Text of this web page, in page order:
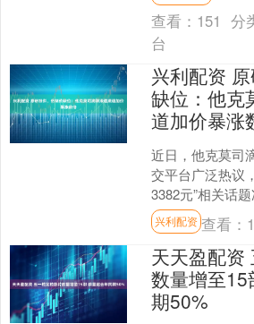
数为50.2%，....
查看： 151 分
台
兴利配资
缺位：他克
道加价暴涨
近日，他克莫司
交平台广泛热议
3382元”相关话
道，刘女士的孩
后，需长期使用
兴利配资 查看：
天天盈配资
数量增至15
期50%